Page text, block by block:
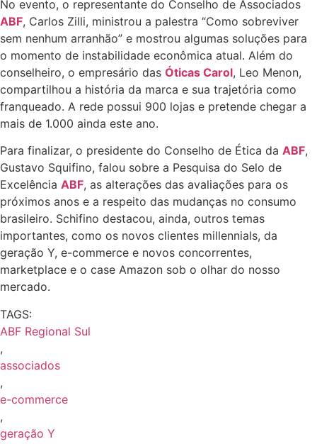
No evento, o representante do Conselho de Associados
ABF, Carlos Zilli, ministrou a palestra “Como sobreviver
sem nenhum arranhão” e mostrou algumas soluções para
o momento de instabilidade econômica atual. Além do
conselheiro, o empresário das Óticas Carol, Leo Menon,
compartilhou a história da marca e sua trajetória como
franqueado. A rede possui 900 lojas e pretende chegar a
mais de 1.000 ainda este ano.
Para finalizar, o presidente do Conselho de Ética da ABF,
Gustavo Squifino, falou sobre a Pesquisa do Selo de
Excelência ABF, as alterações das avaliações para os
próximos anos e a respeito das mudanças no consumo
brasileiro. Schifino destacou, ainda, outros temas
importantes, como os novos clientes millennials, da
geração Y, e-commerce e novos concorrentes,
marketplace e o case Amazon sob o olhar do nosso
mercado.
TAGS:
ABF Regional Sul
,
associados
,
e-commerce
,
geração Y